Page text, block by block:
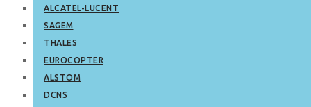
ALCATEL-LUCENT
SAGEM
THALES
EUROCOPTER
ALSTOM
DCNS